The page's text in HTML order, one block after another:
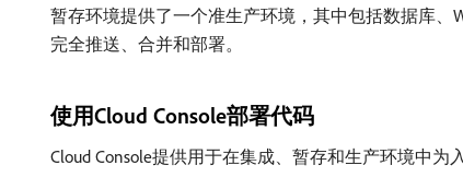
暂存环境提供了一个准生产环境，其中包括数据库、
完全推送、合并和部署。
使用Cloud Console部署代码
Cloud Console提供用于在集成、暂存和生产环境中为